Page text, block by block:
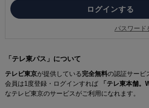
パスワード
「テレ東パス」について
テレビ東京が提供している完全無料の認証サービ
会員は1度登録・ログインすれば
「テレ東本舗。
なテレビ東京のサービスがご利用になれます。